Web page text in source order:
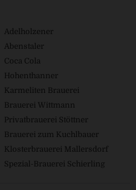
Adelholzener
Abenstaler
Coca Cola
Hohenthanner
Karmeliten Brauerei
Brauerei Wittmann
Privatbrauerei Stöttner
Brauerei zum Kuchlbauer
Klosterbrauerei Mallersdorf
Spezial-Brauerei Schierling